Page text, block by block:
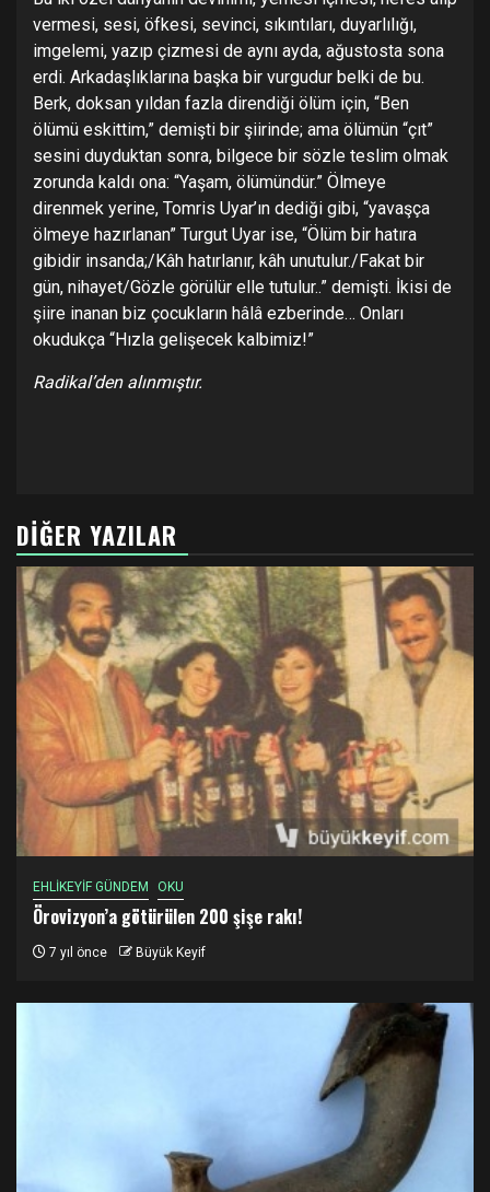
vermesi, sesi, öfkesi, sevinci, sıkıntıları, duyarlılığı,
imgelemi, yazıp çizmesi de aynı ayda, ağustosta sona
erdi. Arkadaşlıklarına başka bir vurgudur belki de bu.
Berk, doksan yıldan fazla direndiği ölüm için, “Ben
ölümü eskittim,” demişti bir şiirinde; ama ölümün “çıt”
sesini duyduktan sonra, bilgece bir sözle teslim olmak
zorunda kaldı ona: “Yaşam, ölümündür.” Ölmeye
direnmek yerine, Tomris Uyar’ın dediği gibi, “yavaşça
ölmeye hazırlanan” Turgut Uyar ise, “Ölüm bir hatıra
gibidir insanda;/Kâh hatırlanır, kâh unutulur./Fakat bir
gün, nihayet/Gözle görülür elle tutulur..” demişti. İkisi de
şiire inanan biz çocukların hâlâ ezberinde… Onları
okudukça “Hızla gelişecek kalbimiz!”
Radikal’den alınmıştır.
DIĞER YAZILAR
EHLİKEYİF GÜNDEM OKU
Örovizyon’a götürülen 200 şişe rakı!
7 yıl önce Büyük Keyif